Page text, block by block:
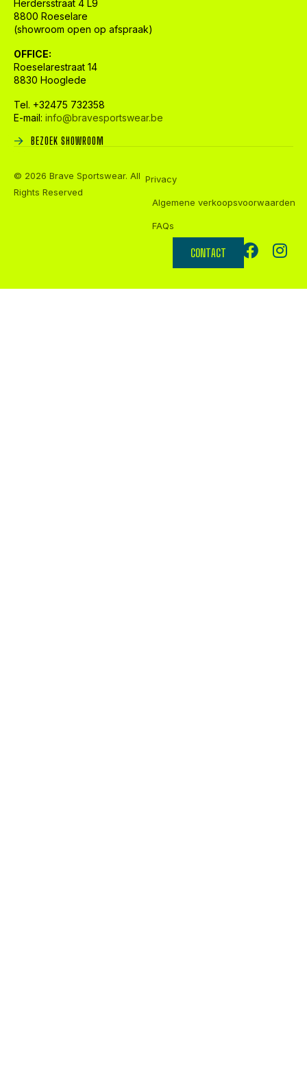
Herdersstraat 4 L9
8800 Roeselare
(showroom open op afspraak)
OFFICE:
Roeselarestraat 14
8830 Hooglede
Tel. +32475 732358
E-mail: info@bravesportswear.be
BEZOEK SHOWROOM
© 2026 Brave Sportswear. All
Rights Reserved
Privacy
Algemene verkoopsvoorwaarden
FAQs
CONTACT